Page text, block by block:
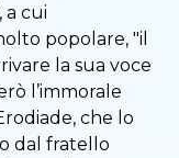
a cui
popolare, "il
la sua voce
l’immorale
che lo
dal fratello